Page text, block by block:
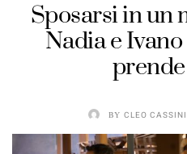
Sposarsi in un
Nadia e
BY CLEO CASSINI